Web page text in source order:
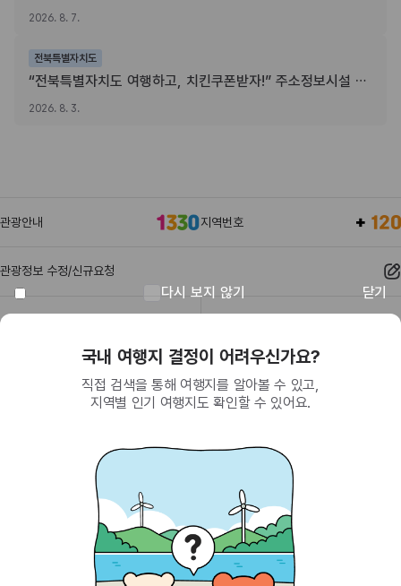
2026. 8. 7.
전북특별자치도
“전북특별자치도 여행하고, 치킨쿠폰받자!” 주소정보시설 SNS 인증이벤트
2026. 8. 3.
다시 보지 않기 닫기
정이 어려우신가요?
여행지를 알아볼 수 있고,
지도 확인할 수 있어요.
회원이 되면 받
SNS를 통한 간편 가입
제공하는 다양한
관광안내 지역번호
관광정보 수정/신규요청
관광정보
033-738-3000 (유료, 평일 09시~18시)
202-81-50707
제2009-서울중구-1234호